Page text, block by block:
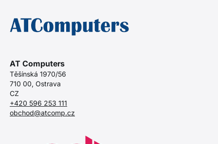
AT Computers
Těšínská 1970/56
710 00, Ostrava
CZ
+420 596 253 111
obchod@atcomp.cz